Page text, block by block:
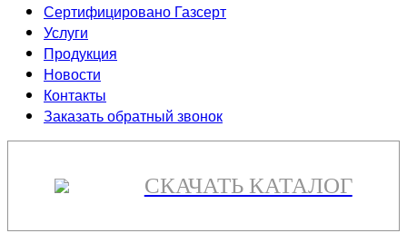
Сертифицировано Газсерт
Услуги
Продукция
Новости
Контакты
Заказать обратный звонок
СКАЧАТЬ КАТАЛОГ